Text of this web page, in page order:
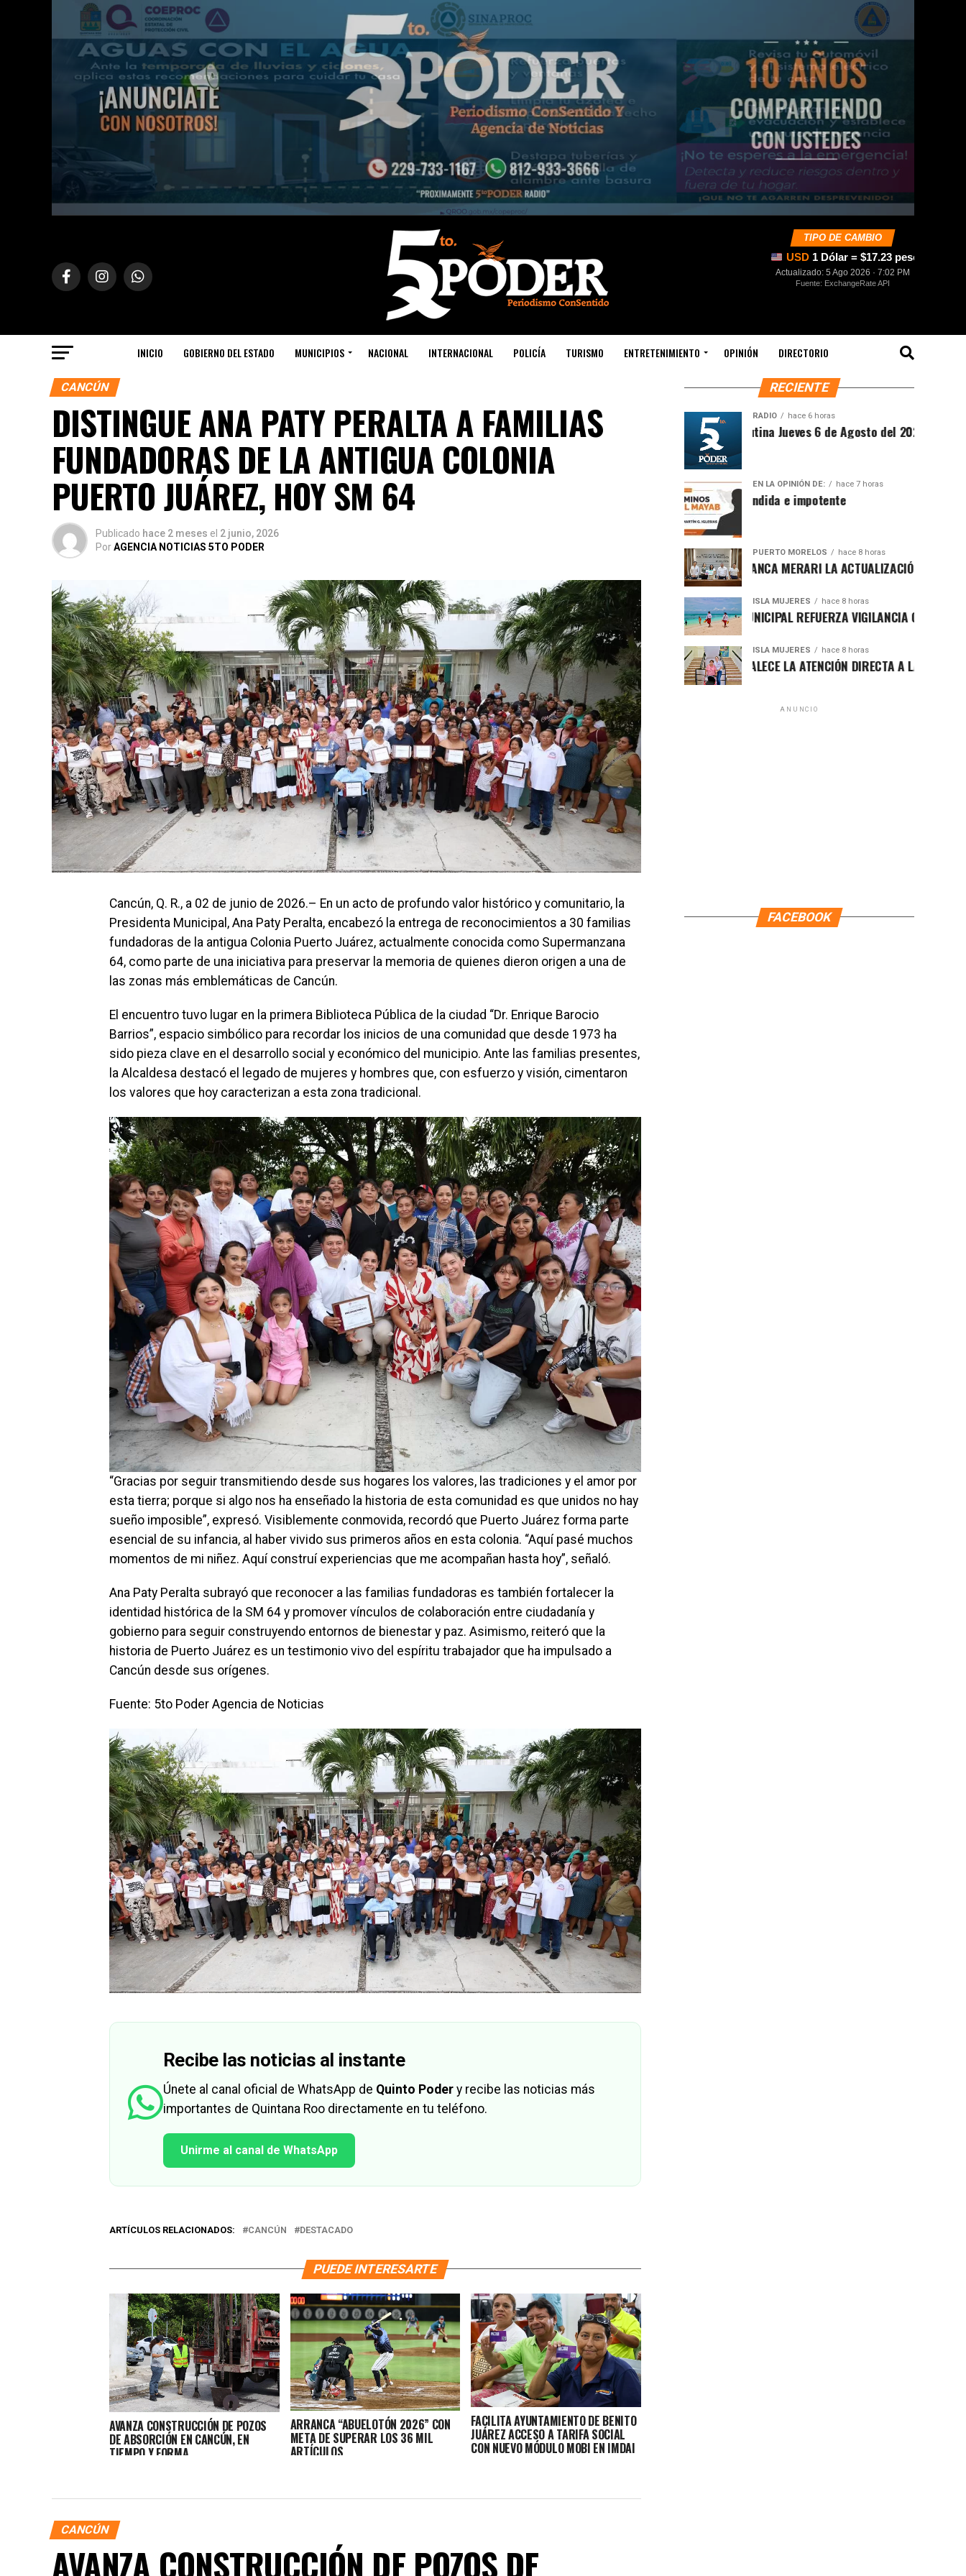
TIPO DE CAMBIO
USD 1 Dólar = $17.23 pesos
Actualizado: 5 Ago 2026 · 7:02 PM
Fuente: ExchangeRate API
INICIO GOBIERNO DEL ESTADO MUNICIPIOS NACIONAL INTERNACIONAL POLICÍA TURISMO ENTRETENIMIENTO OPINIÓN DIRECTORIO
CANCÚN
DISTINGUE ANA PATY PERALTA A FAMILIAS
FUNDADORAS DE LA ANTIGUA COLONIA
PUERTO JUÁREZ, HOY SM 64
Publicado hace 2 meses el 2 junio, 2026
PorAGENCIA NOTICIAS 5TO PODER
Cancún, Q. R., a 02 de junio de 2026.– En un acto de profundo valor histórico y comunitario, la
Presidenta Municipal, Ana Paty Peralta, encabezó la entrega de reconocimientos a 30 familias
fundadoras de la antigua Colonia Puerto Juárez, actualmente conocida como Supermanzana
64, como parte de una iniciativa para preservar la memoria de quienes dieron origen a una de
las zonas más emblemáticas de Cancún.
El encuentro tuvo lugar en la primera Biblioteca Pública de la ciudad “Dr. Enrique Barocio
Barrios”, espacio simbólico para recordar los inicios de una comunidad que desde 1973 ha
sido pieza clave en el desarrollo social y económico del municipio. Ante las familias presentes,
la Alcaldesa destacó el legado de mujeres y hombres que, con esfuerzo y visión, cimentaron
los valores que hoy caracterizan a esta zona tradicional.
“Gracias por seguir transmitiendo desde sus hogares los valores, las tradiciones y el amor por
esta tierra; porque si algo nos ha enseñado la historia de esta comunidad es que unidos no hay
sueño imposible”, expresó. Visiblemente conmovida, recordó que Puerto Juárez forma parte
esencial de su infancia, al haber vivido sus primeros años en esta colonia. “Aquí pasé muchos
momentos de mi niñez. Aquí construí experiencias que me acompañan hasta hoy”, señaló.
Ana Paty Peralta subrayó que reconocer a las familias fundadoras es también fortalecer la
identidad histórica de la SM 64 y promover vínculos de colaboración entre ciudadanía y
gobierno para seguir construyendo entornos de bienestar y paz. Asimismo, reiteró que la
historia de Puerto Juárez es un testimonio vivo del espíritu trabajador que ha impulsado a
Cancún desde sus orígenes.
Fuente: 5to Poder Agencia de Noticias
Recibe las noticias al instante
Únete al canal oficial de WhatsApp de Quinto Poder y recibe las noticias más
importantes de Quintana Roo directamente en tu teléfono.
Unirme al canal de WhatsApp
ARTÍCULOS RELACIONADOS: CANCÚN DESTACADO
PUEDE INTERESARTE
AVANZA CONSTRUCCIÓN DE POZOS
DE ABSORCIÓN EN CANCÚN, EN
TIEMPO Y FORMA
ARRANCA “ABUELOTÓN 2026” CON
META DE SUPERAR LOS 36 MIL
ARTÍCULOS
FACILITA AYUNTAMIENTO DE BENITO
JUÁREZ ACCESO A TARIFA SOCIAL
CON NUEVO MÓDULO MOBI EN IMDAI
CANCÚN
AVANZA CONSTRUCCIÓN DE POZOS DE
RECIENTE
RADIO hace 6 horas
Síntesis Matutina Jueves 6 de Agosto del 2026
EN LA OPINIÓN DE: hace 7 horas
Sociedad ofendida e impotente
PUERTO MORELOS hace 8 horas
PRESENTA BLANCA MERARI LA ACTUALIZACIÓN DEL ATLAS DE
ISLA MUJERES hace 8 horas
GOBIERNO MUNICIPAL REFUERZA VIGILANCIA CON
ISLA MUJERES hace 8 horas
ATENEA FORTALECE LA ATENCIÓN DIRECTA A LAS FAMILIAS
ANUNCIO
FACEBOOK